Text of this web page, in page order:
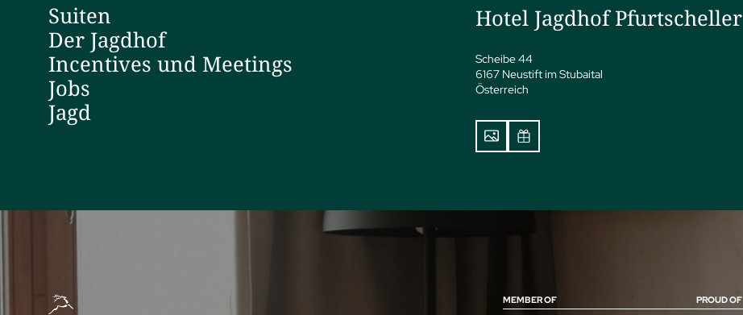
Suiten
Der Jagdhof
Incentives und Meetings
Jobs
Jagd
Hotel Jagdhof Pfurtscheller
Scheibe 44
6167 Neustift im Stubaital
Österreich
MEMBER OF PROUD OF